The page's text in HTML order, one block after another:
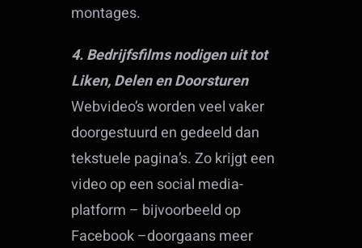
montages.
4. Bedrijfsfilms nodigen uit tot
Liken, Delen en Doorsturen
Webvideo’s worden veel vaker
doorgestuurd en gedeeld dan
tekstuele pagina’s. Zo krijgt een
video op een social media-
platform – bijvoorbeeld op
Facebook –doorgaans meer